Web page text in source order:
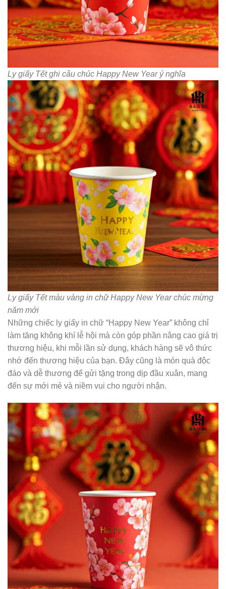
Ly giấy Tết ghi câu chúc Happy New Year ý nghĩa
Ly giấy Tết màu vàng in chữ Happy New Year chúc mừng
năm mới
Những chiếc ly giấy in chữ “Happy New Year” không chỉ
làm tăng không khí lễ hội mà còn góp phần nâng cao giá trị
thương hiệu, khi mỗi lần sử dụng, khách hàng sẽ vô thức
nhớ đến thương hiệu của bạn. Đây cũng là món quà độc
đáo và dễ thương để gửi tặng trong dịp đầu xuân, mang
đến sự mới mẻ và niềm vui cho người nhận.